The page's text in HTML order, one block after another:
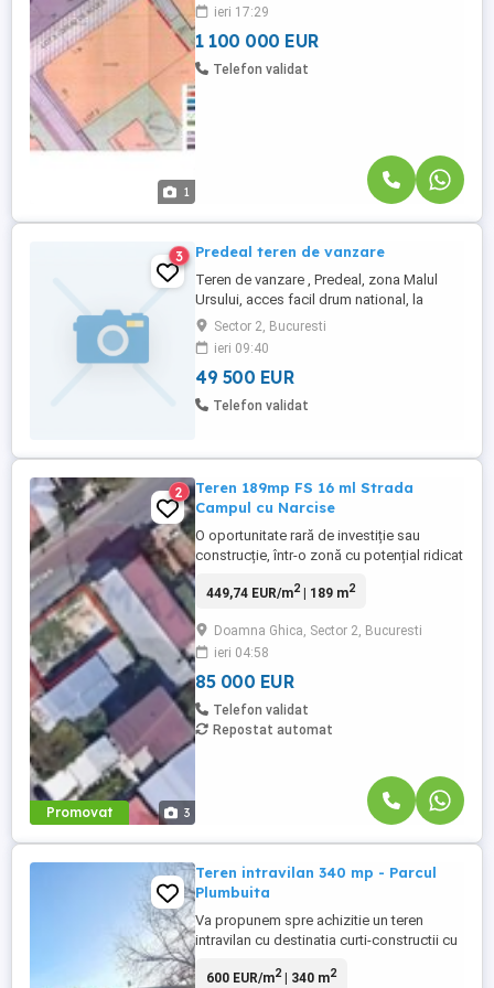
1
ieri 17:29
1 100 000 EUR
Telefon validat
3 Predeal teren de vanzare
Teren de vanzare , Predeal, zona Malul
Ursului, acces facil drum national, la
intrarea dinspre Bucuresti. Suprafata 1100
mp, cu deschidere 12m, direct la DN1.
Pretabil constructie casa de vacanta,
pensiune, zona fiind in apropierea partiei
de ski. Pret: 45 Euro mp
Sector 2, Bucuresti
ieri 09:40
49 500 EUR
Telefon validat
Promovat 3
2
Teren 189mp FS 16 ml Strada
Campul cu Narcise
O oportunitate rară de investiție sau
construcție, într-o zonă cu potențial ridicat
Deschidere stradală: 16 metri liniari Regim
Localizare excelentă: Terenul se află pe
Str. Câmpul cu Narcise într-un cartier activ
și dinamic, ...
449,74 EUR/m2| 189 m2
Doamna Ghica, Sector 2, Bucuresti
ieri 04:58
85 000 EUR
Telefon validat
Repostat automat
Teren intravilan 340 mp - Parcul
Plumbuita
Va propunem spre achizitie un teren
intravilan cu destinatia curti-constructii cu
patrati, aflat pe str. Tamaioarei, in acte, dar
600 EUR/m2| 340 m2